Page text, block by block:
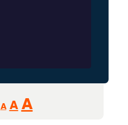
A
Reducir
tamaño
A Restablecer
AAumentar